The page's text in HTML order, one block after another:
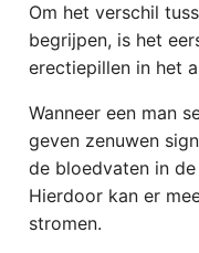
Om het verschil
begrijpen, is het
erectiepillen in het
Wanneer een man
geven zenuwen
de bloedvaten in
Hierdoor kan er
stromen.